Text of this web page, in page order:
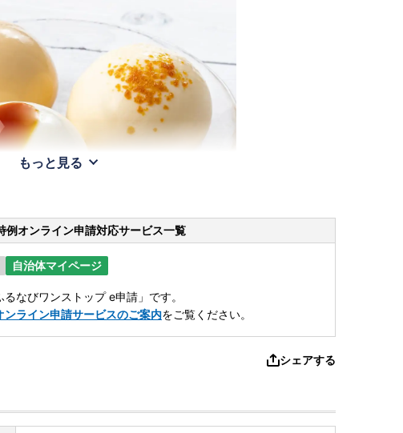
もっと見る
例オンライン申請対応サービス一覧
自治体マイページ
なびワンストップ e申請」です。
ンライン申請サービスのご案内をご覧ください。
シェアする